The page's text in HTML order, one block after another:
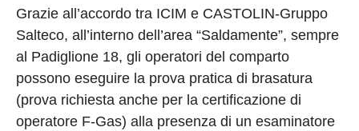
Grazie all’accordo tra ICIM e CASTOLIN-Gruppo
Salteco, all’interno dell’area “Saldamente”, sempre
al Padiglione 18, gli operatori del comparto
possono eseguire la prova pratica di brasatura
(prova richiesta anche per la certificazione di
operatore F-Gas) alla presenza di un esaminatore